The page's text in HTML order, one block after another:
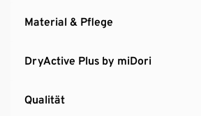
Material & Pflege
DryActive Plus by miDori
Qualität